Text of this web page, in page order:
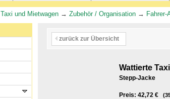
Taxi und Mietwagen → Zubehör / Organisation → Fahrer-
zurück zur Übersicht
Wattierte
Stepp-Jacke
Preis: 42,72 €